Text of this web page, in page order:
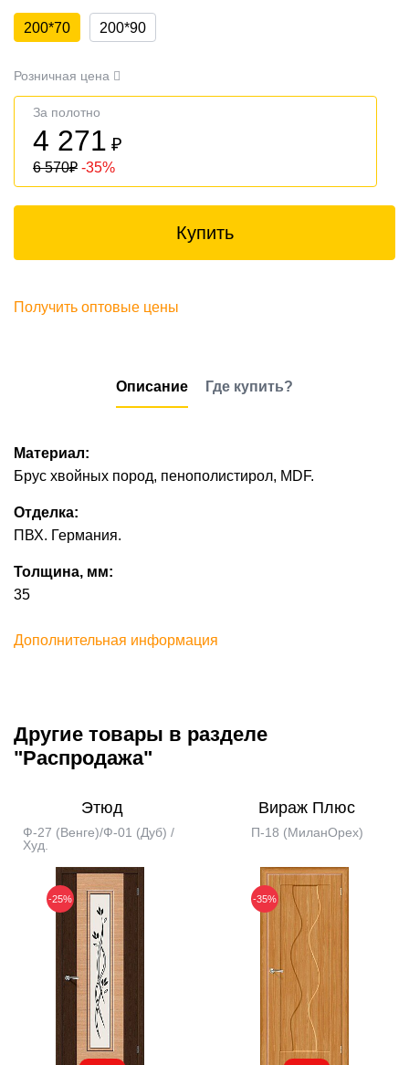
200*70 200*90
Розничная цена
За полотно
4 271 ₽
6 570₽ -35%
Купить
Получить оптовые цены
Описание Где купить?
Материал:
Брус хвойных пород, пенополистирол, MDF.
Отделка:
ПВХ. Германия.
Толщина, мм:
35
Дополнительная информация
Другие товары в разделе
"Распродажа"
Этюд
Ф-27 (Венге)/Ф-01 (Дуб) /
Худ.
-25%
Вираж Плюс
П-18 (МиланОрех)
-35%